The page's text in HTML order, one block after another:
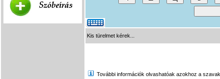
Kis türelmet kérek...
További információk olvashatóak azokhoz a